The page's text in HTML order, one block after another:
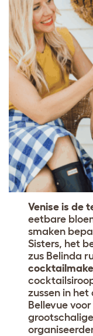
Venise is de
eetbare
smaken
Sisters, het
zus Belinda
zussen in
Bellevue